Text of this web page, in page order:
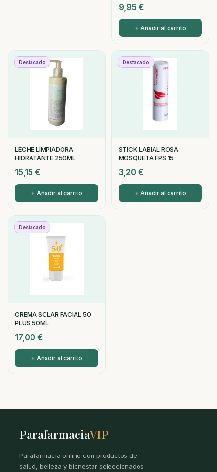
9,95 €
+ Añadir al carrito
Destacado
LECHE LIMPIADORA
HIDRATANTE 250ML
15,15 €
+ Añadir al carrito
Destacado
STICK LABIAL ROSA
MOSQUETA FPS 15
3,20 €
+ Añadir al carrito
Destacado
CREMA SOLAR FACIAL 50
PLUS 50ML
17,00 €
+ Añadir al carrito
ParafarmaciaVIP
Parafarmacia online con productos de
salud, belleza y bienestar seleccionados